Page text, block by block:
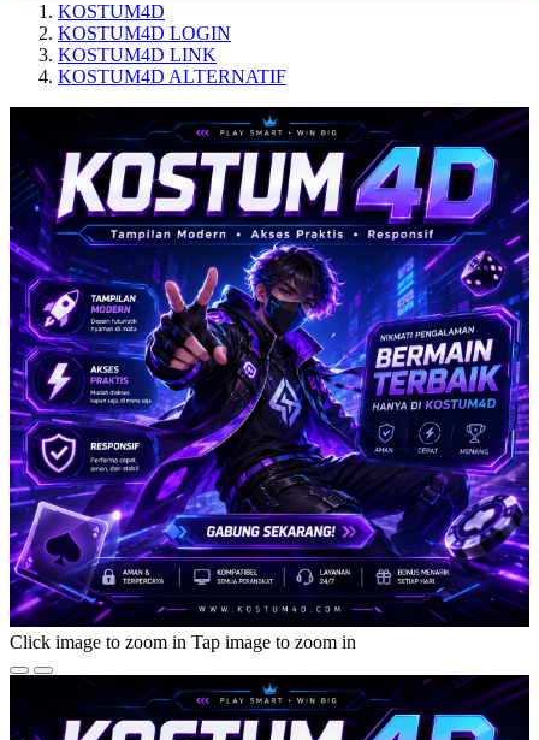
KOSTUM4D
KOSTUM4D LOGIN
KOSTUM4D LINK
KOSTUM4D ALTERNATIF
Click image to zoom in Tap image to zoom in